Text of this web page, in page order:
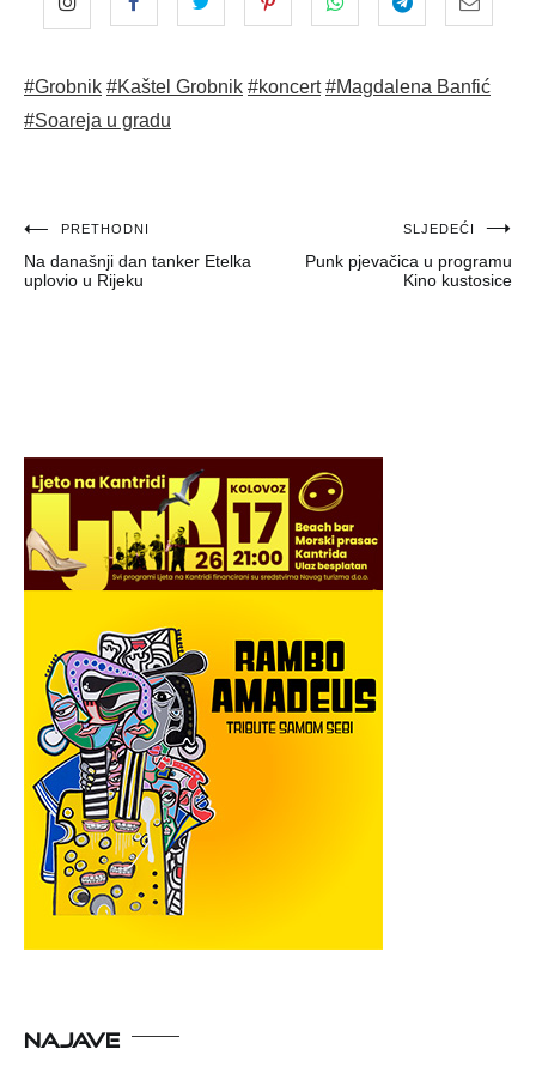
#Grobnik #Kaštel Grobnik #koncert #Magdalena Banfić
#Soareja u gradu
Navigacija
objava
PRETHODNI
Na današnji dan tanker Etelka
uplovio u Rijeku
SLJEDEĆI
Punk pjevačica u programu
Kino kustosice
NAJAVE